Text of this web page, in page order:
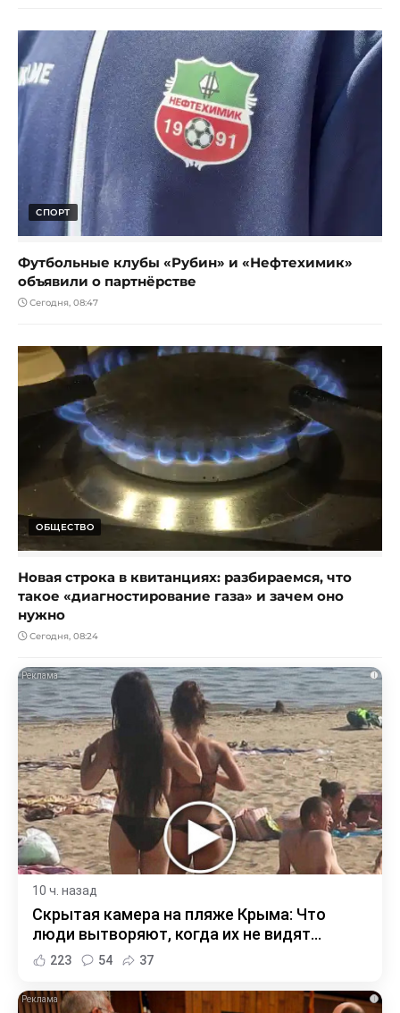
СПОРТ
Футбольные клубы «Рубин» и «Нефтехимик»
объявили о партнёрстве
Сегодня, 08:47
ОБЩЕСТВО
Новая строка в квитанциях: разбираемся, что
такое «диагностирование газа» и зачем оно
нужно
Сегодня, 08:24
i
10 ч. назад
Скрытая камера на пляже Крыма: Что
люди вытворяют, когда их не видят...
223 54 37
i